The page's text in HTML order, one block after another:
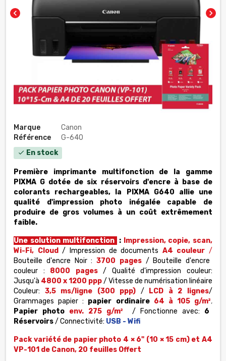
chevron_left chevron_right
Marque
Canon
Référence
G-640
check En stock
Première imprimante multifonction de la gamme
PIXMA G dotée de six réservoirs d'encre à base de
colorants rechargeables, la PIXMA G640 allie une
qualité d'impression photo inégalée capable de
produire de gros volumes à un coût extrêmement
faible.
Une solution multifonction : Impression, copie, scan,
Wi-Fi, Cloud/ Impression de documents A4 couleur /
Bouteille d'encre Noir : 3700 pages/ Bouteille d'encre
couleur : 8000 pages/ Qualité d'impression couleur:
Jusqu'à 4800 x 1200 ppp/ Vitesse de numérisation linéaire
Couleur: 3,5 ms/ligne (300 ppp) / LCD à 2 lignes/
Grammages papier : papier ordinaire 64 à 105 g/m²,
Papier photo env. 275 g/m² / Fonctionne avec: 6
Réservoirs/ Connectivité: USB - Wifi
Pack variété de papier photo 4 × 6" (10 × 15 cm) et A4
VP-101 de Canon, 20 feuilles Offert